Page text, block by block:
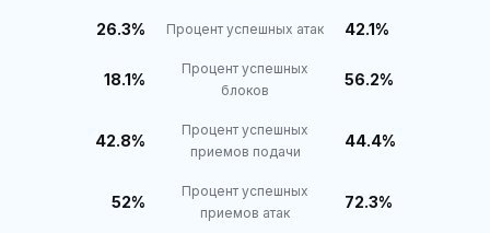
26.3% Процент успешных атак 42.1%
18.1%
Процент успешных
блоков
56.2%
42.8%
Процент успешных
приемов подачи
44.4%
52%
Процент успешных
приемов атак
72.3%